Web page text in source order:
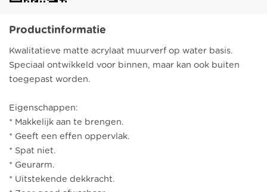
Productinformatie
Kwalitatieve matte acrylaat muurverf op water basis.
Speciaal ontwikkeld voor binnen, maar kan ook buiten
toegepast worden.
Eigenschappen:
* Makkelijk aan te brengen.
* Geeft een effen oppervlak.
* Spat niet.
* Geurarm.
* Uitstekende dekkracht.